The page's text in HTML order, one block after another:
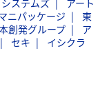
ステムズ
アート
ニパッケージ
東
創発グループ
ア
セキ イシクラ